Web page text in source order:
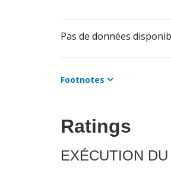
Pas de données
Footnotes
Ratings
EXÉCUTION